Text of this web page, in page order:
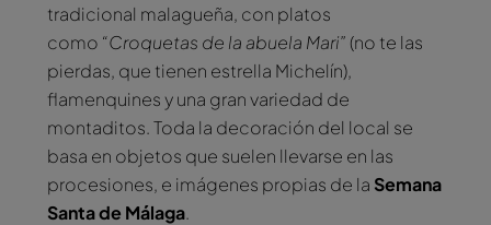
tradicional malagueña, con platos
como “Croquetas de la abuela Mari” (no te las
pierdas, que tienen estrella Michelín),
flamenquines y una gran variedad de
montaditos. Toda la decoración del local se
basa en objetos que suelen llevarse en las
procesiones, e imágenes propias de la Semana
Santa de Málaga.